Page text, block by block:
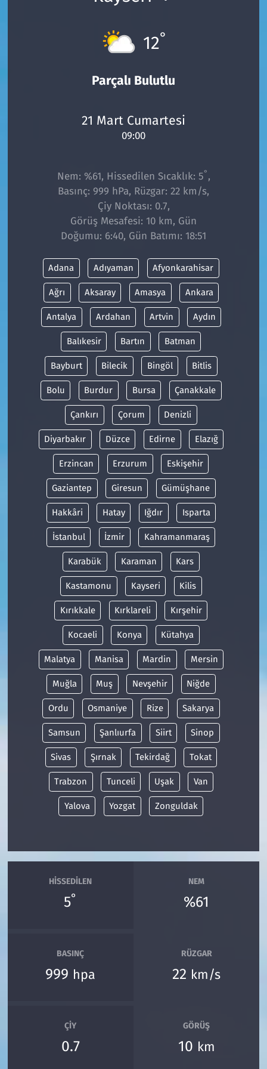
12°
Parçalı Bulutlu
21 Mart Cumartesi
09:00
Nem: %61, Hissedilen Sıcaklık: 5° ,
Basınç: 999 hPa, Rüzgar: 22 km/s,
Çiy Noktası: 0.7,
Görüş Mesafesi: 10 km, Gün
Doğumu: 6:40, Gün Batımı: 18:51
Adana Adıyaman Afyonkarahisar
Ağrı Aksaray Amasya Ankara
Antalya Ardahan Artvin Aydın
Balıkesir Bartın Batman
Bayburt Bilecik Bingöl Bitlis
Bolu Burdur Bursa Çanakkale
Çankırı Çorum Denizli
Diyarbakır Düzce Edirne Elazığ
Erzincan Erzurum Eskişehir
Gaziantep Giresun Gümüşhane
Hakkâri Hatay Iğdır Isparta
İstanbul İzmir Kahramanmaraş
Karabük Karaman Kars
Kastamonu Kayseri Kilis
Kırıkkale Kırklareli Kırşehir
Kocaeli Konya Kütahya
Malatya Manisa Mardin Mersin
Muğla Muş Nevşehir Niğde
Ordu Osmaniye Rize Sakarya
Samsun Şanlıurfa Siirt Sinop
Sivas Şırnak Tekirdağ Tokat
Trabzon Tunceli Uşak Van
Yalova Yozgat Zonguldak
HISSEDILEN
5°
NEM
%61
BASINÇ
999 hpa
RÜZGAR
22 km/s
ÇIY
0.7
GÖRÜŞ
10 km